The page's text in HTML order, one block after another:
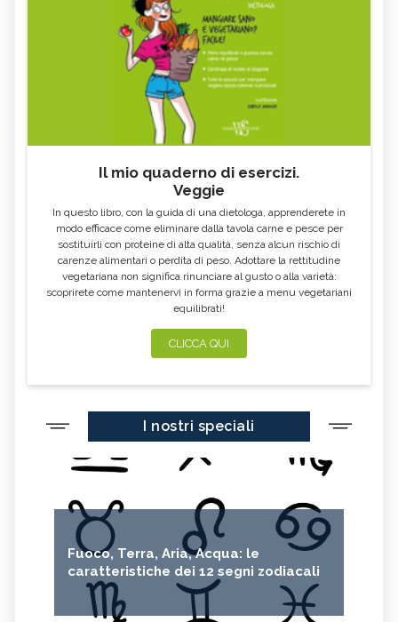
Il mio quaderno di esercizi.
Veggie
In questo libro, con la guida di una dietologa, apprenderete in
modo efficace come eliminare dalla tavola carne e pesce per
sostituirli con proteine di alta qualità, senza alcun rischio di
carenze alimentari o perdita di peso. Adottare la rettitudine
vegetariana non significa rinunciare al gusto o alla varietà:
scoprirete come mantenervi in forma grazie a menu vegetariani
equilibrati!
CLICCA QUI
I nostri speciali
Fuoco, Terra, Aria, Acqua: le
caratteristiche dei 12 segni zodiacali